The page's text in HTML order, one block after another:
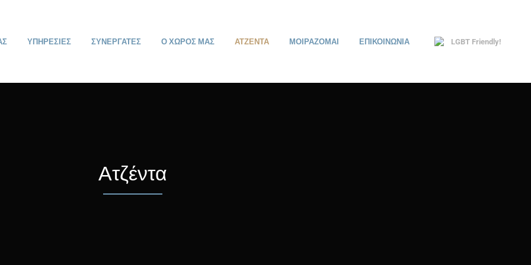
ΥΠΗΡΕΣΙΕΣ ΣΥΝΕΡΓΑΤΕΣ Ο ΧΩΡΟΣ ΜΑΣ ΑΤΖΕΝΤΑ ΜΟΙΡΑΖΟΜΑΙ ΕΠΙΚΟΙΝΩΝΙΑ LGBT Friendly!
Ατζέντα